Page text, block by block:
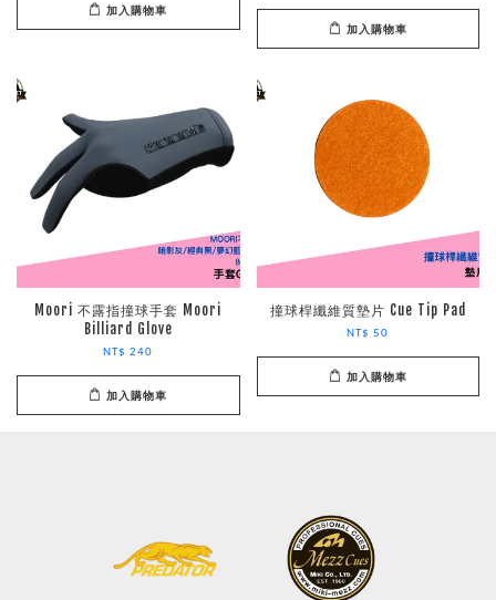
加入購物車
加入購物車
Moori 不露指撞球手套 Moori
Billiard Glove
NT$ 240
加入購物車
撞球桿纖維質墊片 Cue Tip Pad
NT$ 50
加入購物車